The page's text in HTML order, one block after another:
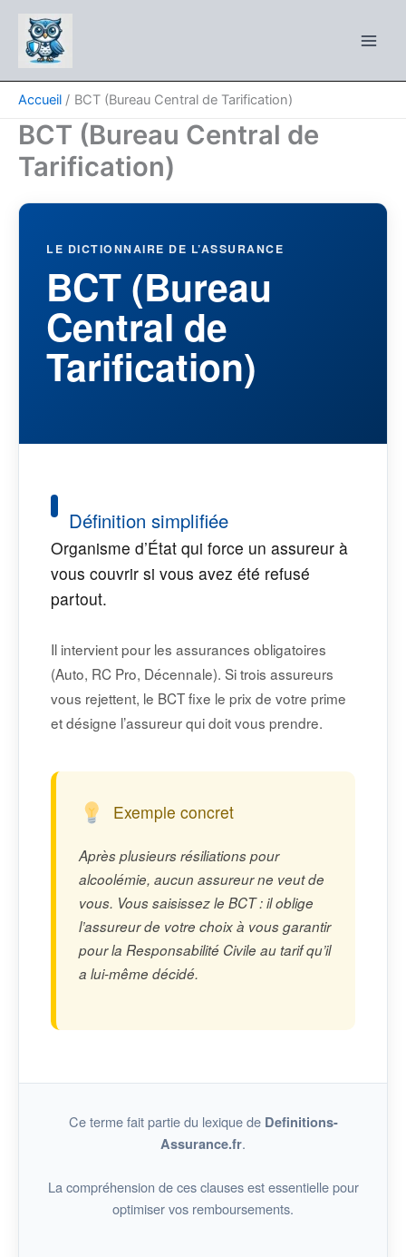
contenu
Accueil BCT (Bureau Central de Tarification)
BCT (Bureau Central de
Tarification)
LE DICTIONNAIRE DE L’ASSURANCE
BCT (Bureau
Central de
Tarification)
Définition simplifiée
Organisme d’État qui force un assureur à
vous couvrir si vous avez été refusé
partout.
Il intervient pour les assurances obligatoires
(Auto, RC Pro, Décennale). Si trois assureurs
vous rejettent, le BCT fixe le prix de votre prime
et désigne l’assureur qui doit vous prendre.
Exemple concret
Après plusieurs résiliations pour
alcoolémie, aucun assureur ne veut de
vous. Vous saisissez le BCT : il oblige
l’assureur de votre choix à vous garantir
pour la Responsabilité Civile au tarif qu’il
a lui-même décidé.
Ce terme fait partie du lexique de Definitions-
Assurance.fr.
La compréhension de ces clauses est essentielle pour
optimiser vos remboursements.